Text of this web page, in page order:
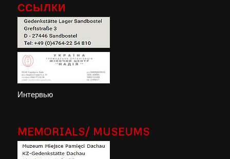
ССЫЛКИ
Интервью
MEMORIALS/ MUSEUMS